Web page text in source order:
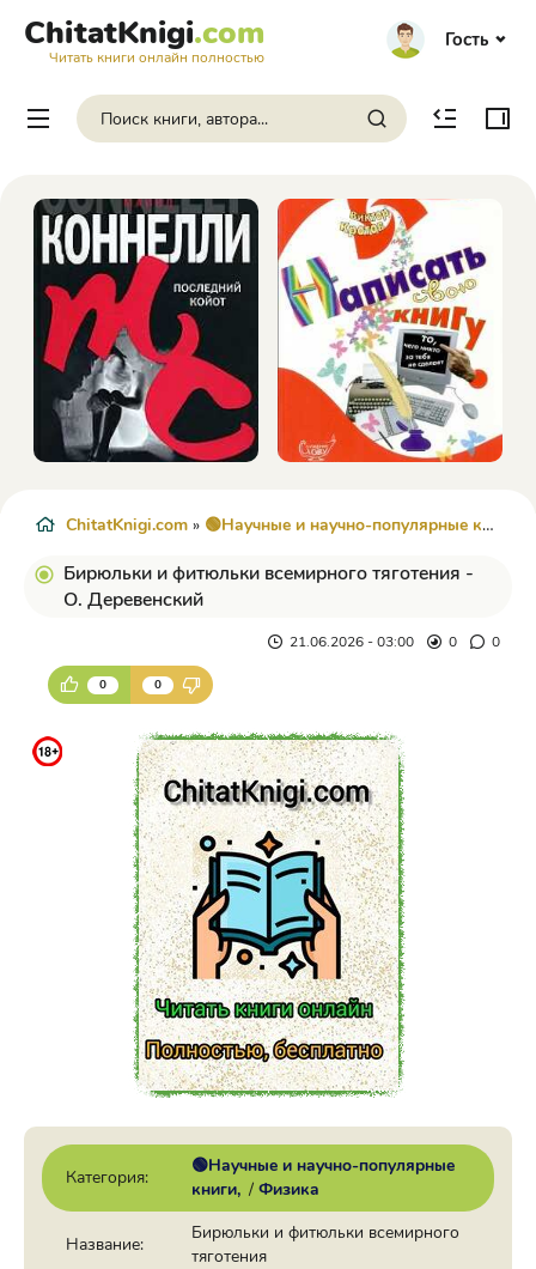
ChitatKnigi.com
Читать книги онлайн полностью
Гость
ChitatKnigi.com » 🟢Научные и научно-популярные книги
Бирюльки и фитюльки всемирного тяготения -
О. Деревенский
21.06.2026 - 03:00 0 0
0 0
Категория:
🟢Научные и научно-популярные
книги / Физика
Название:
Бирюльки и фитюльки всемирного
тяготения